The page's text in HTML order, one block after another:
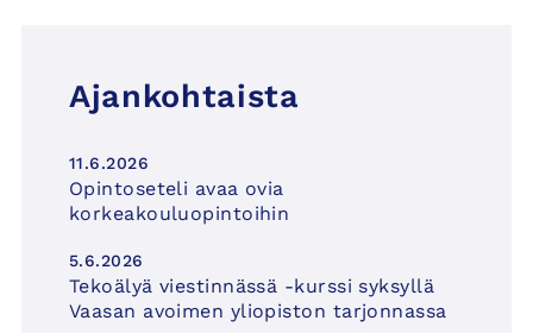
Ajankohtaista
11.6.2026
Opintoseteli avaa ovia
korkeakouluopintoihin
5.6.2026
Tekoälyä viestinnässä -kurssi syksyllä
Vaasan avoimen yliopiston tarjonnassa